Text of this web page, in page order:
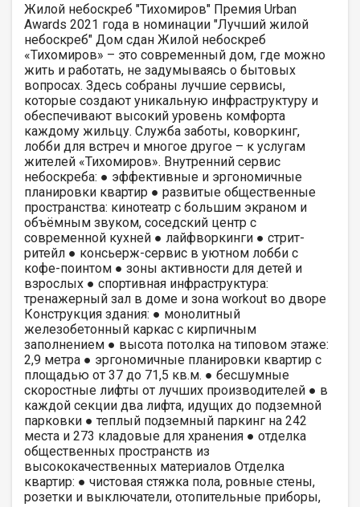
Жилой небоскреб "Тихомиров" Премия Urban
Awards 2021 года в номинации "Лучший жилой
небоскреб" Дом сдан Жилой небоскреб
«Тихомиров» – это современный дом, где можно
жить и работать, не задумываясь о бытовых
вопросах. Здесь собраны лучшие сервисы,
которые создают уникальную инфраструктуру и
обеспечивают высокий уровень комфорта
каждому жильцу. Служба заботы, коворкинг,
лобби для встреч и многое другое – к услугам
жителей «Тихомиров». Внутренний сервис
небоскреба: ● эффективные и эргономичные
планировки квартир ● развитые общественные
пространства: кинотеатр с большим экраном и
объёмным звуком, соседский центр с
современной кухней ● лайфворкинги ● стрит-
ритейл ● консьерж-сервис в уютном лобби с
кофе-поинтом ● зоны активности для детей и
взрослых ● спортивная инфраструктура:
тренажерный зал в доме и зона workout во дворе
Конструкция здания: ● монолитный
железобетонный каркас с кирпичным
заполнением ● высота потолка на типовом этаже:
2,9 метра ● эргономичные планировки квартир с
площадью от 37 до 71,5 кв.м. ● бесшумные
скоростные лифты от лучших производителей ● в
каждой секции два лифта, идущих до подземной
парковки ● теплый подземный паркинг на 242
места и 273 кладовые для хранения ● отделка
общественных пространств из
высококачественных материалов Отделка
квартир: ● чистовая стяжка пола, ровные стены,
розетки и выключатели, отопительные приборы,